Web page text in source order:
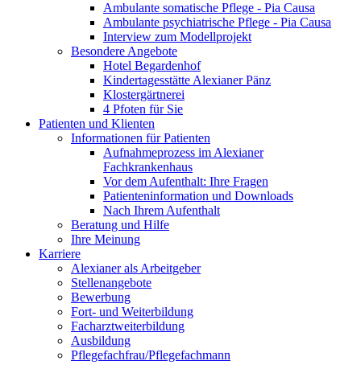
Ambulante somatische Pflege - Pia Causa
Ambulante psychiatrische Pflege - Pia Causa
Interview zum Modellprojekt
Besondere Angebote
Hotel Begardenhof
Kindertagesstätte Alexianer Pänz
Klostergärtnerei
4 Pfoten für Sie
Patienten und Klienten
Informationen für Patienten
Aufnahmeprozess im Alexianer
Fachkrankenhaus
Vor dem Aufenthalt: Ihre Fragen
Patienteninformation und Downloads
Nach Ihrem Aufenthalt
Beratung und Hilfe
Ihre Meinung
Karriere
Alexianer als Arbeitgeber
Stellenangebote
Bewerbung
Fort- und Weiterbildung
Facharztweiterbildung
Ausbildung
Pflegefachfrau/Pflegefachmann